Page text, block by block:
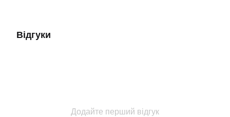
Відгуки
Додайте перший відгук